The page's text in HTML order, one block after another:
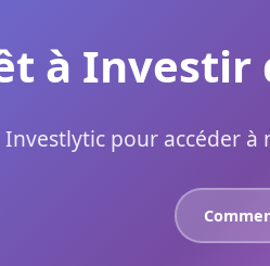
à Investir
Investlytic pour accéder à